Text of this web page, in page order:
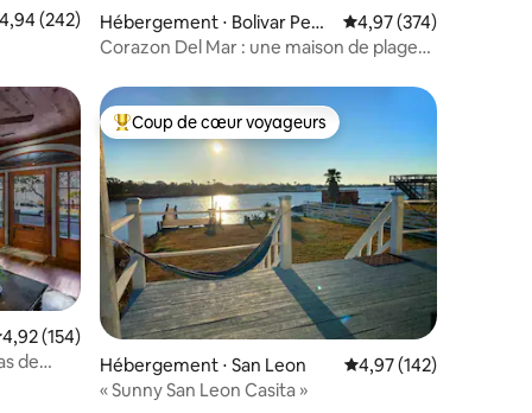
: 4,97 sur 5
moyenne sur la base de 242 commentaires : 4,94 sur 5
4,94 (242)
Hébergement ⋅ Bolivar Peni
nsula
Évaluation moyenne
4,97 (374)
Corazon Del Mar : une maison de plage
: 4,99 sur 5
moyenne sur la base de 154 commentaires : 4,92 sur 5
4,92 (154)
de
Coups de cœur voyageurs les plus appréciés
Coup de cœur voyageurs
Hébergement ⋅ San Leon Évaluation moyenne
4,97 (142)
« Sunny San Leon Casita »